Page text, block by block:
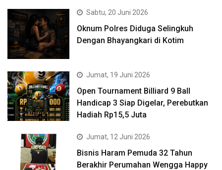
Sabtu, 20 Juni 2026
Oknum Polres Diduga Selingkuh
Dengan Bhayangkari di Kotim
Jumat, 19 Juni 2026
Open Tournament Billiard 9 Ball
Handicap 3 Siap Digelar, Perebutkan
Hadiah Rp15,5 Juta
Jumat, 12 Juni 2026
Bisnis Haram Pemuda 32 Tahun
Berakhir Perumahan Wengga Happy